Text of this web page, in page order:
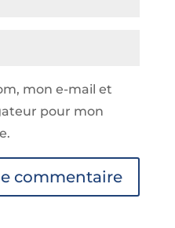
mon e-mail et
pour mon
commentaire